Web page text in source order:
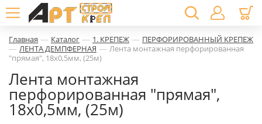
Главная — Каталог — 1. КРЕПЕЖ — ПЕРФОРИРОВАННЫЙ КРЕПЕЖ
— ЛЕНТА ДЕМПФЕРНАЯ — Лента монтажная перфорированная
"прямая", 18х0,5мм, (25м)
Лента монтажная
перфорированная "прямая",
18х0,5мм, (25м)